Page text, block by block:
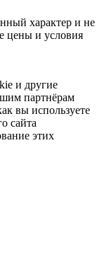
характер и не
цены и условия
и другие
партнёрам
вы используете
сайта
этих